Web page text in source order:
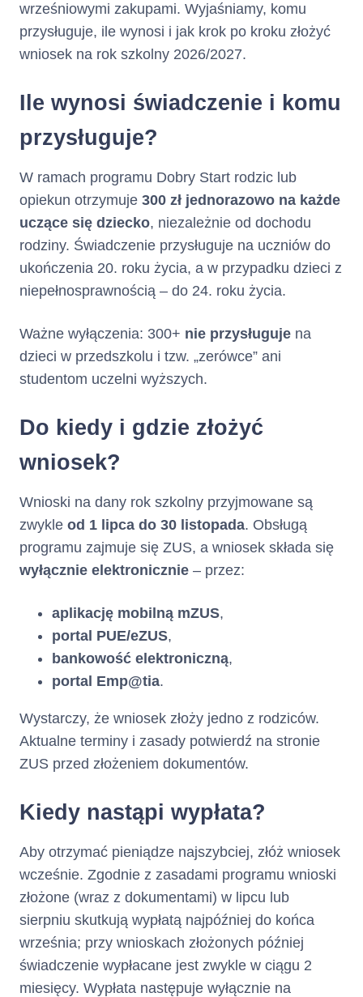
wrześniowymi zakupami. Wyjaśniamy, komu
przysługuje, ile wynosi i jak krok po kroku złożyć
wniosek na rok szkolny 2026/2027.
Ile wynosi świadczenie i komu
przysługuje?
W ramach programu Dobry Start rodzic lub
opiekun otrzymuje 300 zł jednorazowo na każde
uczące się dziecko, niezależnie od dochodu
rodziny. Świadczenie przysługuje na uczniów do
ukończenia 20. roku życia, a w przypadku dzieci z
niepełnosprawnością – do 24. roku życia.
Ważne wyłączenia: 300+ nie przysługuje na
dzieci w przedszkolu i tzw. „zerówce” ani
studentom uczelni wyższych.
Do kiedy i gdzie złożyć
wniosek?
Wnioski na dany rok szkolny przyjmowane są
zwykle od 1 lipca do 30 listopada. Obsługą
programu zajmuje się ZUS, a wniosek składa się
wyłącznie elektronicznie – przez:
aplikację mobilną mZUS,
portal PUE/eZUS,
bankowość elektroniczną,
portal Emp@tia.
Wystarczy, że wniosek złoży jedno z rodziców.
Aktualne terminy i zasady potwierdź na stronie
ZUS przed złożeniem dokumentów.
Kiedy nastąpi wypłata?
Aby otrzymać pieniądze najszybciej, złóż wniosek
wcześnie. Zgodnie z zasadami programu wnioski
złożone (wraz z dokumentami) w lipcu lub
sierpniu skutkują wypłatą najpóźniej do końca
września; przy wnioskach złożonych później
świadczenie wypłacane jest zwykle w ciągu 2
miesięcy. Wypłata następuje wyłącznie na